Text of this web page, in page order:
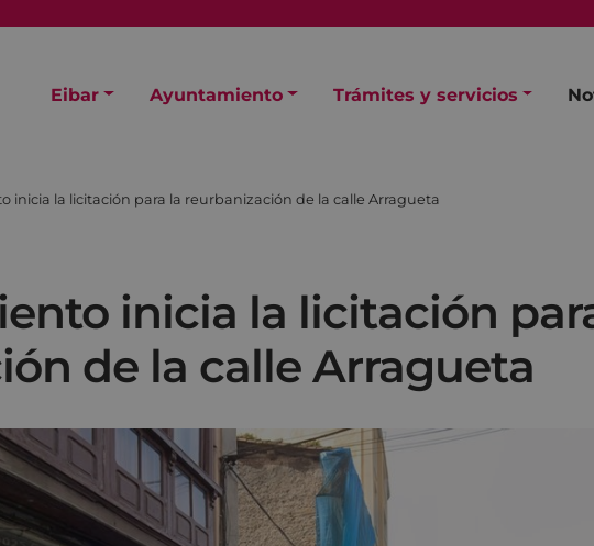
Eibar Ayuntamiento Trámites y servicios
inicia la licitación para la reurbanización de la calle Arragueta
inicia la licitación
de la calle Arragueta